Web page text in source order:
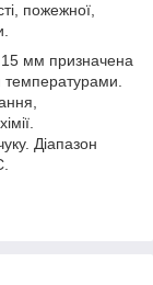
пожежної,
15 мм призначена
температурами.
Діапазон